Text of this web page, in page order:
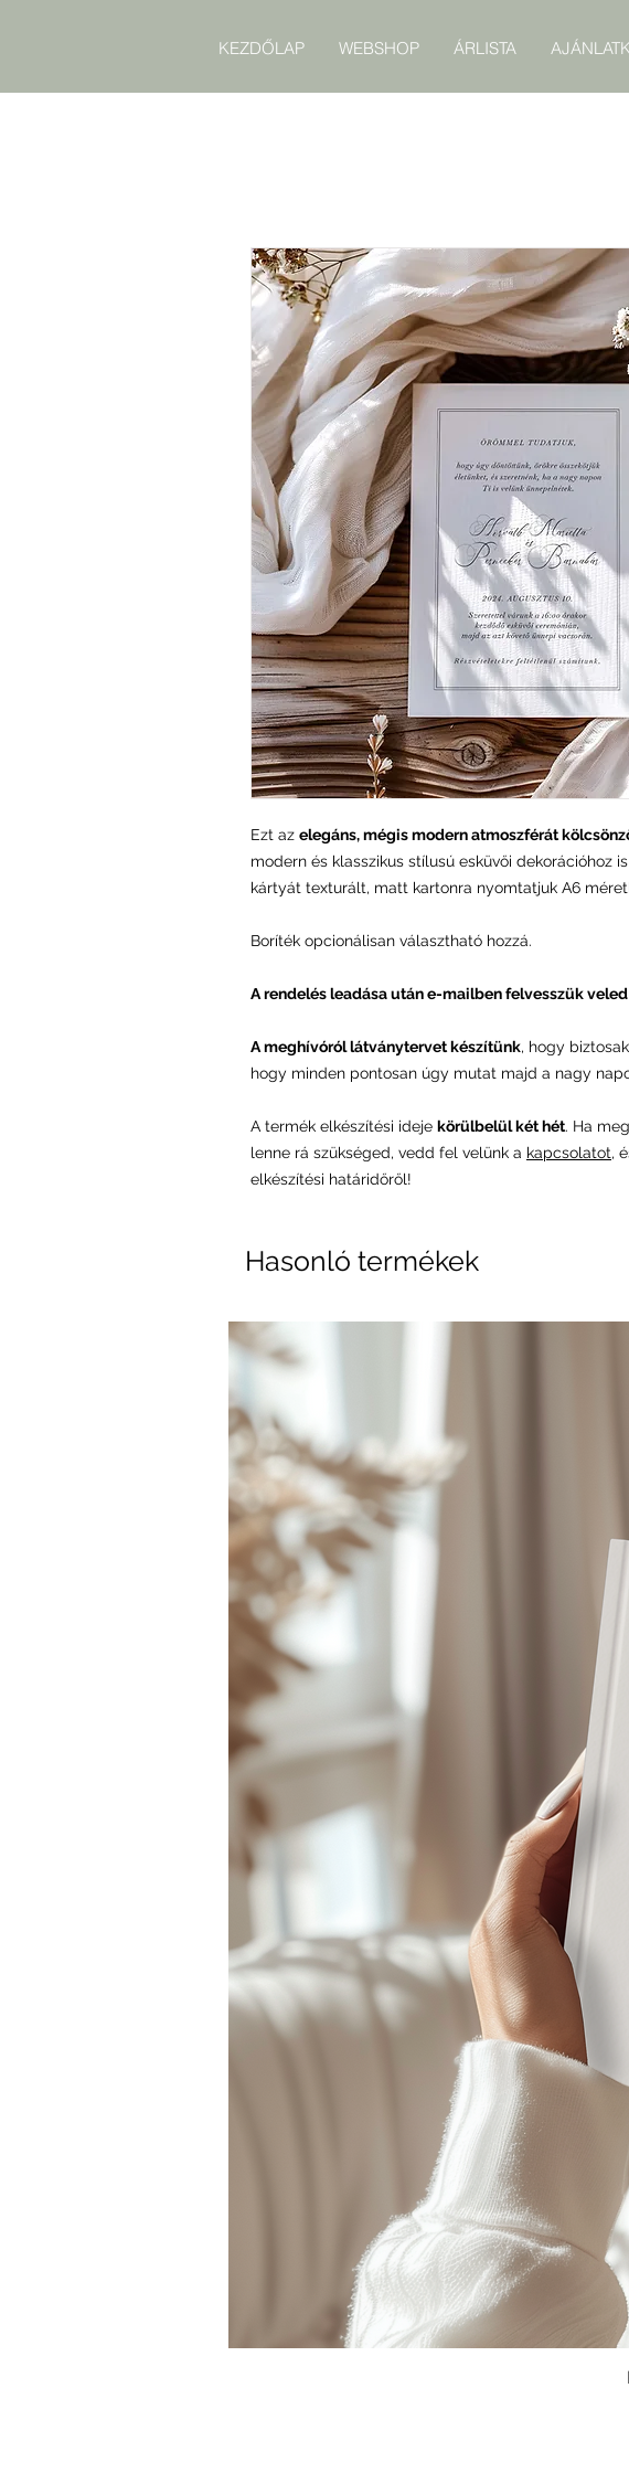
KEZDŐLAP WEBSHOP ÁRLISTA
Ezt az elegáns, mégis modern atmoszférát
modern és klasszikus stílusú esküvői dekorációhoz
kártyát texturált, matt kartonra nyomtatjuk A6
Boríték opcionálisan választható hozzá.
A rendelés leadása után e-mailben felvesszük
A meghívóról látványtervet készítünk, hogy
hogy minden pontosan úgy mutat majd a nagy
A termék elkészítési ideje körülbelül két hét. Ha
lenne rá szükséged, vedd fel velünk a kapcsolatot,
elkészítési határidőről!
Hasonló termékek